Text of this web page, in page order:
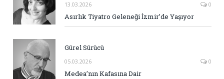
13.03.2026 0
Asırlık Tiyatro Geleneği İzmir’de Yaşıyor
Gürel Sürücü
05.03.2026 0
Medea’nın Kafasına Dair